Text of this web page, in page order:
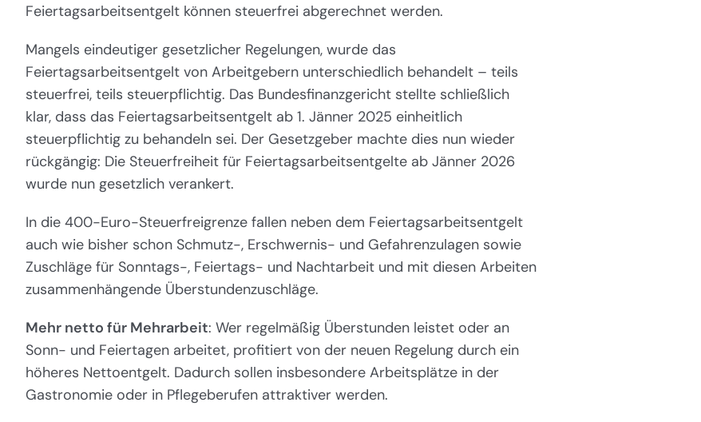
Feiertagsarbeitsentgelt können steuerfrei abgerechnet werden.
Mangels eindeutiger gesetzlicher Regelungen, wurde das
Feiertagsarbeitsentgelt von Arbeitgebern unterschiedlich behandelt – teils
steuerfrei, teils steuerpflichtig. Das Bundesfinanzgericht stellte schließlich
klar, dass das Feiertagsarbeitsentgelt ab 1. Jänner 2025 einheitlich
steuerpflichtig zu behandeln sei. Der Gesetzgeber machte dies nun wieder
rückgängig: Die Steuerfreiheit für Feiertagsarbeitsentgelte ab Jänner 2026
wurde nun gesetzlich verankert.
In die 400-Euro-Steuerfreigrenze fallen neben dem Feiertagsarbeitsentgelt
auch wie bisher schon Schmutz-, Erschwernis- und Gefahrenzulagen sowie
Zuschläge für Sonntags-, Feiertags- und Nachtarbeit und mit diesen Arbeiten
zusammenhängende Überstundenzuschläge.
Mehr netto für Mehrarbeit: Wer regelmäßig Überstunden leistet oder an
Sonn- und Feiertagen arbeitet, profitiert von der neuen Regelung durch ein
höheres Nettoentgelt. Dadurch sollen insbesondere Arbeitsplätze in der
Gastronomie oder in Pflegeberufen attraktiver werden.